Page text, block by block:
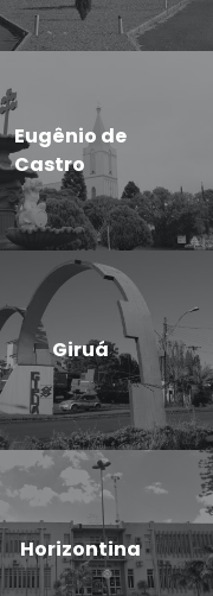
Eugênio de
Castro
Giruá
Horizontina